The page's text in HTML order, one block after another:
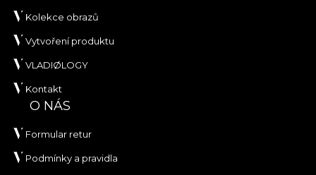
Kolekce obrazů
Vytvoření produktu
VLADIØLOGY
Kontakt
O NÁS
Formular retur
Podmínky a pravidla